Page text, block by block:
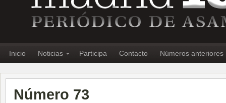
Inicio Noticias Participa Contacto Números anteriores
Número 73